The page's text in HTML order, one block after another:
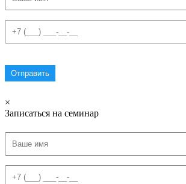
×
Записаться на семинар